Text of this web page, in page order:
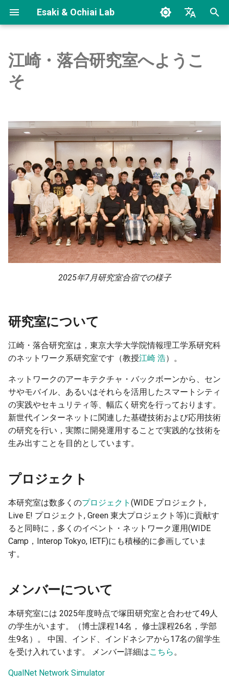
Esaki & Ochiai Lab
日本語
索
を
化
研究室について
メンバーについて
Paper
Thesis
Misc
インターネット工学
江崎・落合研究室へようこ
そ
2025年7月研究室合宿での様子
研究室について
江崎・落合研究室は，東京大学大学院情報理工学系研究科
のネットワーク系研究室です（教授江崎 浩）。
ネットワークのアーキテクチャ・バックボーンから、セン
サやモバイル、あるいはそれらを活用したスマートシティ
の実践やセキュリティ等、幅広く研究を行っております。
新世代インターネットに関連した基礎技術および応用技術
の研究を行い，実際に開発運用することで実践的な技術を
生み出すことを目的としています。
プロジェクト
本研究室は数多くのプロジェクト (WIDE プロジェクト,
Live E! プロジェクト, Green 東大プロジェクト等)に貢献す
ると同時に，多くのイベント・ネットワーク運用(WIDE
Camp，Interop Tokyo, IETF)にも積極的に参画していま
す。
メンバーについて
本研究室には 2025年度時点で塚田研究室と合わせて49人
の学生がいます。（博士課程14名， 修士課程26名，学部
生9名）。 中国、インド、インドネシアから17名の留学生
を受け入れています。 メンバー詳細はこちら。
QualNet Network Simulator